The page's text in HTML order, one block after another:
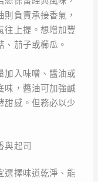
負責承接香氣，
往上提。想增加豐
、茄子或櫛瓜。
加入味噌、醬油或
味，醬油可加強鹹
甜感。但務必以少
與起司
選擇味道乾淨、能